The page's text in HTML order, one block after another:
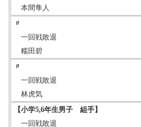
本間隼人
〃
一回戦敗退
糯田碧
〃
一回戦敗退
林虎気
【小学5,6年生男子 組手】
一回戦敗退